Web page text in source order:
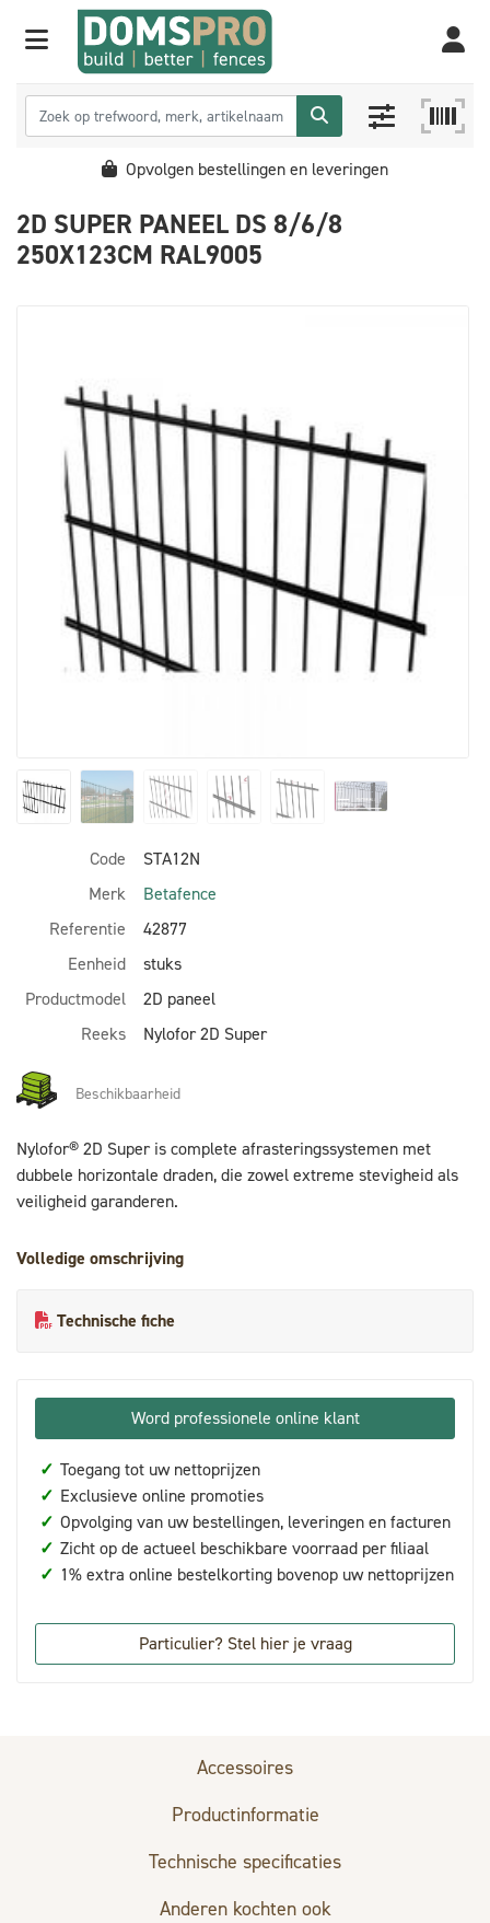
Opvolgen bestellingen en leveringen
2D SUPER PANEEL DS 8/6/8
250X123CM RAL9005
Code
STA12N
Merk
Betafence
Referentie
42877
Eenheid
stuks
Productmodel
2D paneel
Reeks
Nylofor 2D Super
Beschikbaarheid
Nylofor® 2D Super is complete afrasteringssystemen met
dubbele horizontale draden, die zowel extreme stevigheid als
veiligheid garanderen.
Volledige omschrijving
Technische fiche
Word professionele online klant
✓ Toegang tot uw nettoprijzen
✓ Exclusieve online promoties
✓ Opvolging van uw bestellingen, leveringen en facturen
✓ Zicht op de actueel beschikbare voorraad per filiaal
✓ 1% extra online bestelkorting bovenop uw nettoprijzen
Particulier? Stel hier je vraag
Accessoires
Productinformatie
Technische specificaties
Anderen kochten ook